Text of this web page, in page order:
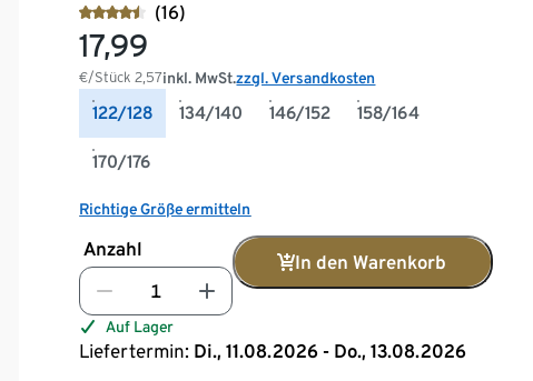
(16)
17,99
€/Stück2,57inkl. MwSt.zzgl. Versandkosten
122/128 134/140 146/152 158/164
170/176
Richtige Größe ermitteln
Anzahl
In den Warenkorb
Auf Lager
Liefertermin: Di., 11.08.2026 - Do., 13.08.2026